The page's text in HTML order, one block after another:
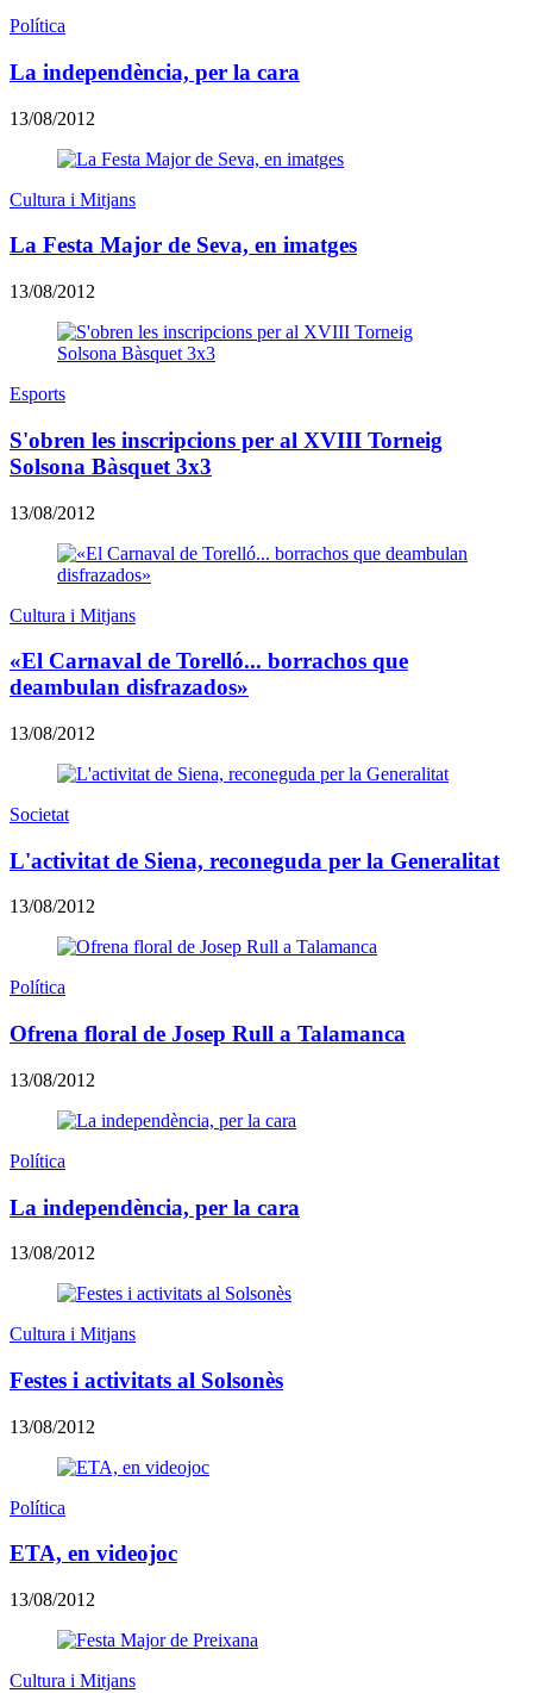
Política
La independència, per la cara
13/08/2012
Cultura i Mitjans
La Festa Major de Seva, en imatges
13/08/2012
Esports
S'obren les inscripcions per al XVIII Torneig
Solsona Bàsquet 3x3
13/08/2012
Cultura i Mitjans
«El Carnaval de Torelló... borrachos que
deambulan disfrazados»
13/08/2012
Societat
L'activitat de Siena, reconeguda per la Generalitat
13/08/2012
Política
Ofrena floral de Josep Rull a Talamanca
13/08/2012
Política
La independència, per la cara
13/08/2012
Cultura i Mitjans
Festes i activitats al Solsonès
13/08/2012
Política
ETA, en videojoc
13/08/2012
Cultura i Mitjans